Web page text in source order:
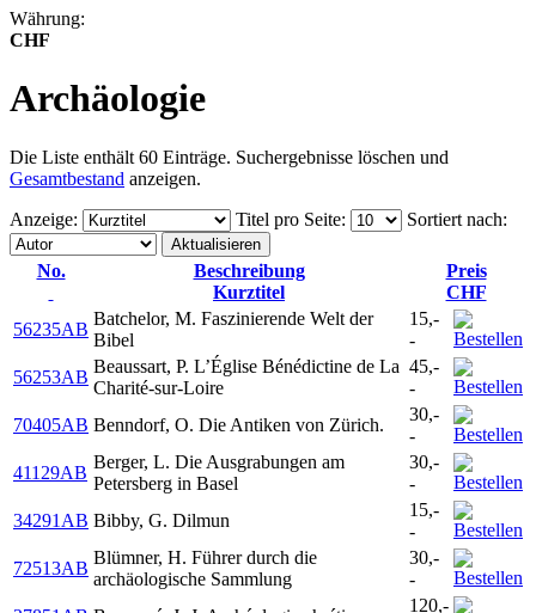
Währung:
CHF
Archäologie
Die Liste enthält 60 Einträge. Suchergebnisse löschen und
Gesamtbestand anzeigen.
Anzeige: Titel pro Seite: Sortiert nach:
No.
Beschreibung
Kurztitel
Preis
CHF
56235AB
Batchelor, M. Faszinierende Welt der
Bibel
15,-
-
56253AB
Beaussart, P. L’Église Bénédictine de La
Charité-sur-Loire
45,-
-
70405AB Benndorf, O. Die Antiken von Zürich.
30,-
-
41129AB
Berger, L. Die Ausgrabungen am
Petersberg in Basel
30,-
-
34291AB Bibby, G. Dilmun
15,-
-
72513AB
Blümner, H. Führer durch die
archäologische Sammlung
30,-
-
120,-